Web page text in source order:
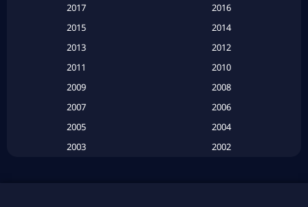
Based on a True Story เรื่องจริง (20)
2017
2016
2015
2014
2013
2012
2011
2010
2009
2008
2007
2006
2005
2004
2003
2002